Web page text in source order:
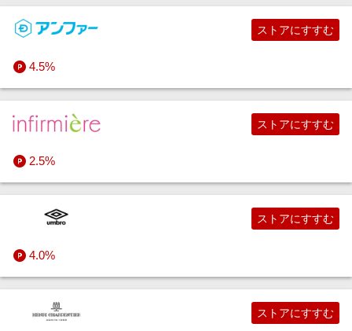
4.5%
ストアにすすむ
2.5%
ストアにすすむ
4.0%
ストアにすすむ
ストアにすすむ